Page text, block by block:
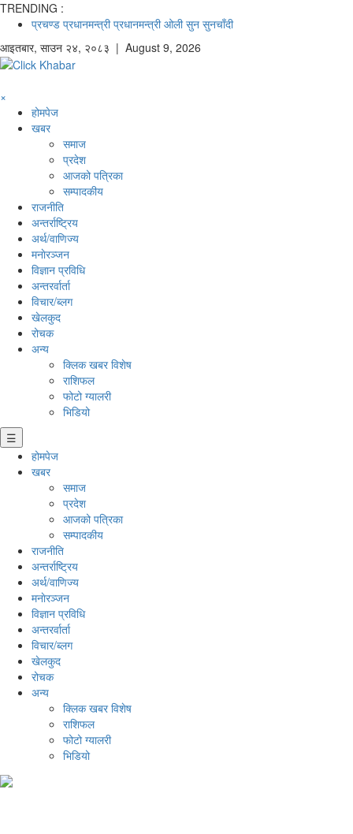
TRENDING :
प्रचण्ड प्रधानमन्त्री प्रधानमन्त्री ओली सुन सुनचाँदी
आइतबार, साउन २४, २०८३ | August 9, 2026
×
होमपेज
खबर
समाज
प्रदेश
आजको पत्रिका
सम्पादकीय
राजनीति
अन्तर्राष्ट्रिय
अर्थ/वाणिज्य
मनाेरञ्जन
विज्ञान प्रविधि
अन्तरर्वार्ता
विचार/ब्लग
खेलकुद
रोचक
अन्य
क्लिक खबर विशेष
राशिफल
फोटो ग्यालरी
भिडियो
☰
होमपेज
खबर
समाज
प्रदेश
आजको पत्रिका
सम्पादकीय
राजनीति
अन्तर्राष्ट्रिय
अर्थ/वाणिज्य
मनाेरञ्जन
विज्ञान प्रविधि
अन्तरर्वार्ता
विचार/ब्लग
खेलकुद
रोचक
अन्य
क्लिक खबर विशेष
राशिफल
फोटो ग्यालरी
भिडियो